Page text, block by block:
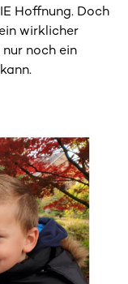
Hoffnung. Doch
wirklicher
noch ein